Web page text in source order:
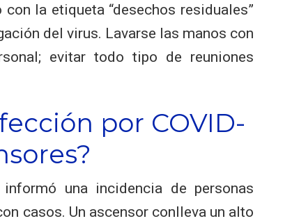
la etiqueta “desechos residuales”
del virus. Lavarse las manos con
evitar todo tipo de reuniones
por COVID-
una incidencia de personas
casos. Un ascensor conlleva un alto